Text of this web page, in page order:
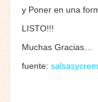
y Poner en una
LISTO!!!
Muchas Gracias…
fuente: